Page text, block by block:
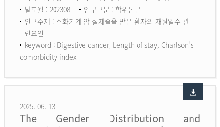
발표월 : 202308
연구구분 : 학위논문
연구주제 : 소화기계 암 절제술을 받은 환자의 재원일수 관
련요인
keyword : Digestive cancer, Length of stay, Charlson’s
comorbidity index
2025. 06. 13
The Gender Distribution and